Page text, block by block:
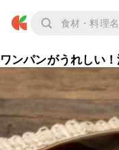
ワンパンがうれしい